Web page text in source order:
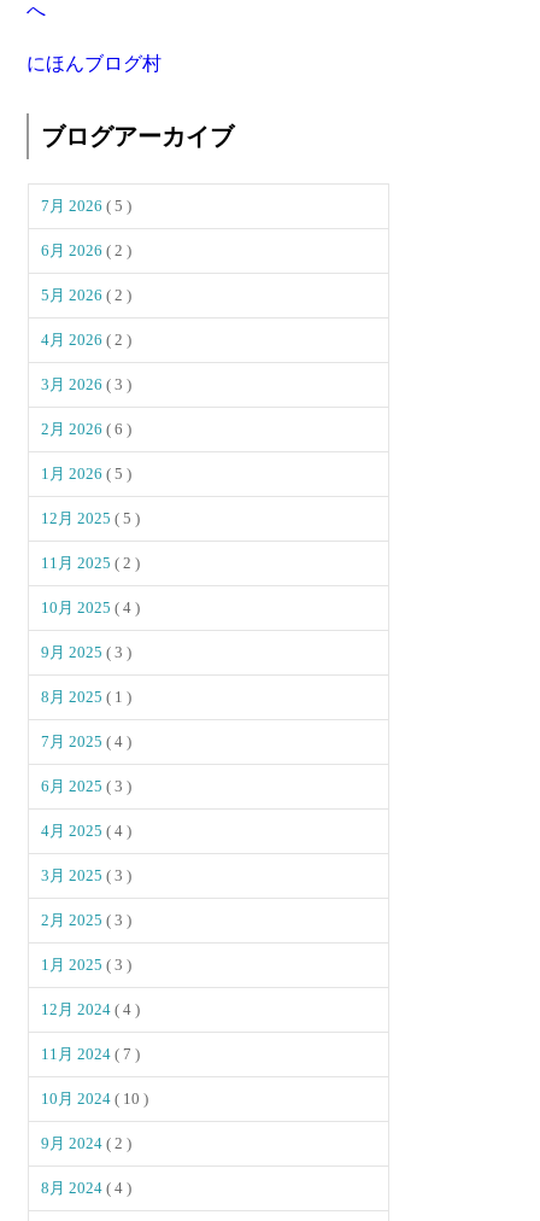
にほんブログ村
ブログアーカイブ
7月 2026( 5 )
6月 2026( 2 )
5月 2026( 2 )
4月 2026( 2 )
3月 2026( 3 )
2月 2026( 6 )
1月 2026( 5 )
12月 2025( 5 )
11月 2025( 2 )
10月 2025( 4 )
9月 2025( 3 )
8月 2025( 1 )
7月 2025( 4 )
6月 2025( 3 )
4月 2025( 4 )
3月 2025( 3 )
2月 2025( 3 )
1月 2025( 3 )
12月 2024( 4 )
11月 2024( 7 )
10月 2024( 10 )
9月 2024( 2 )
8月 2024( 4 )